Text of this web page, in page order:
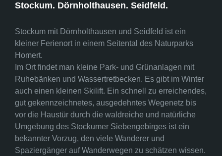
Stockum. Dörnholthausen. Seidfeld.
Stockum mit Dörnholthausen und Seidfeld ist ein
kleiner Ferienort in einem Seitental des Naturparks
Homert.
Im Ort findet man kleine Park- und Grünanlagen mit
Ruhebänken und Wassertretbecken. Es gibt im Winter
auch einen kleinen Skilift. Ein schnell zu erreichendes,
gut gekennzeichnetes, ausgedehntes Wegenetz bis
vor die Haustür durch die waldreiche und natürliche
Umgebung des Stockumer Siebengebirges ist ein
bekannter Vorzug, den viele Wanderer und
Spaziergänger auf Wanderwegen zu schätzen wissen.